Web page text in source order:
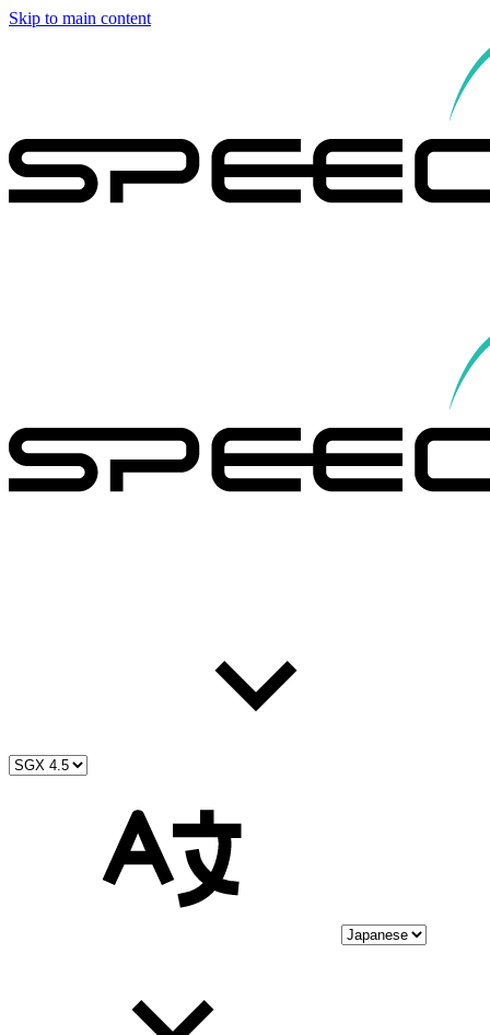
Skip to main content